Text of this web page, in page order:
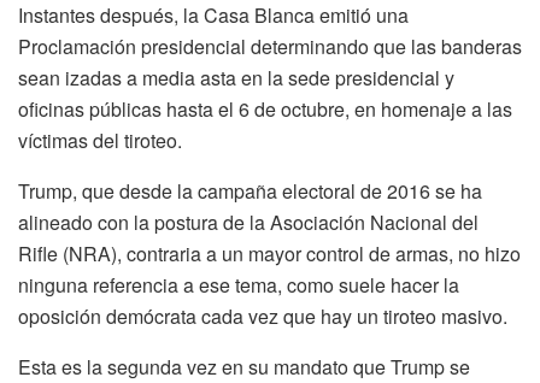
Instantes después, la Casa Blanca emitió una
Proclamación presidencial determinando que las banderas
sean izadas a media asta en la sede presidencial y
oficinas públicas hasta el 6 de octubre, en homenaje a las
víctimas del tiroteo.
Trump, que desde la campaña electoral de 2016 se ha
alineado con la postura de la Asociación Nacional del
Rifle (NRA), contraria a un mayor control de armas, no hizo
ninguna referencia a ese tema, como suele hacer la
oposición demócrata cada vez que hay un tiroteo masivo.
Esta es la segunda vez en su mandato que Trump se